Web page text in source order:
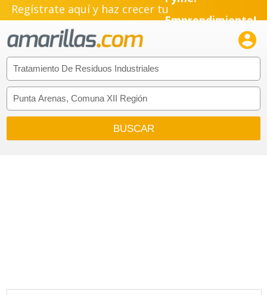
Regístrate aquí y haz crecer tuEmprendimiento!
